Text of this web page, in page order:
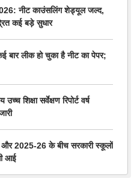
नीट काउंसलिंग शेड्यूल जल्द,
कई बड़े सुधार
लीक हो चुका है नीट का पेपर;
शिक्षा सर्वेक्षण रिपोर्ट वर्ष
2025-26 के बीच सरकारी स्कूलों
आई